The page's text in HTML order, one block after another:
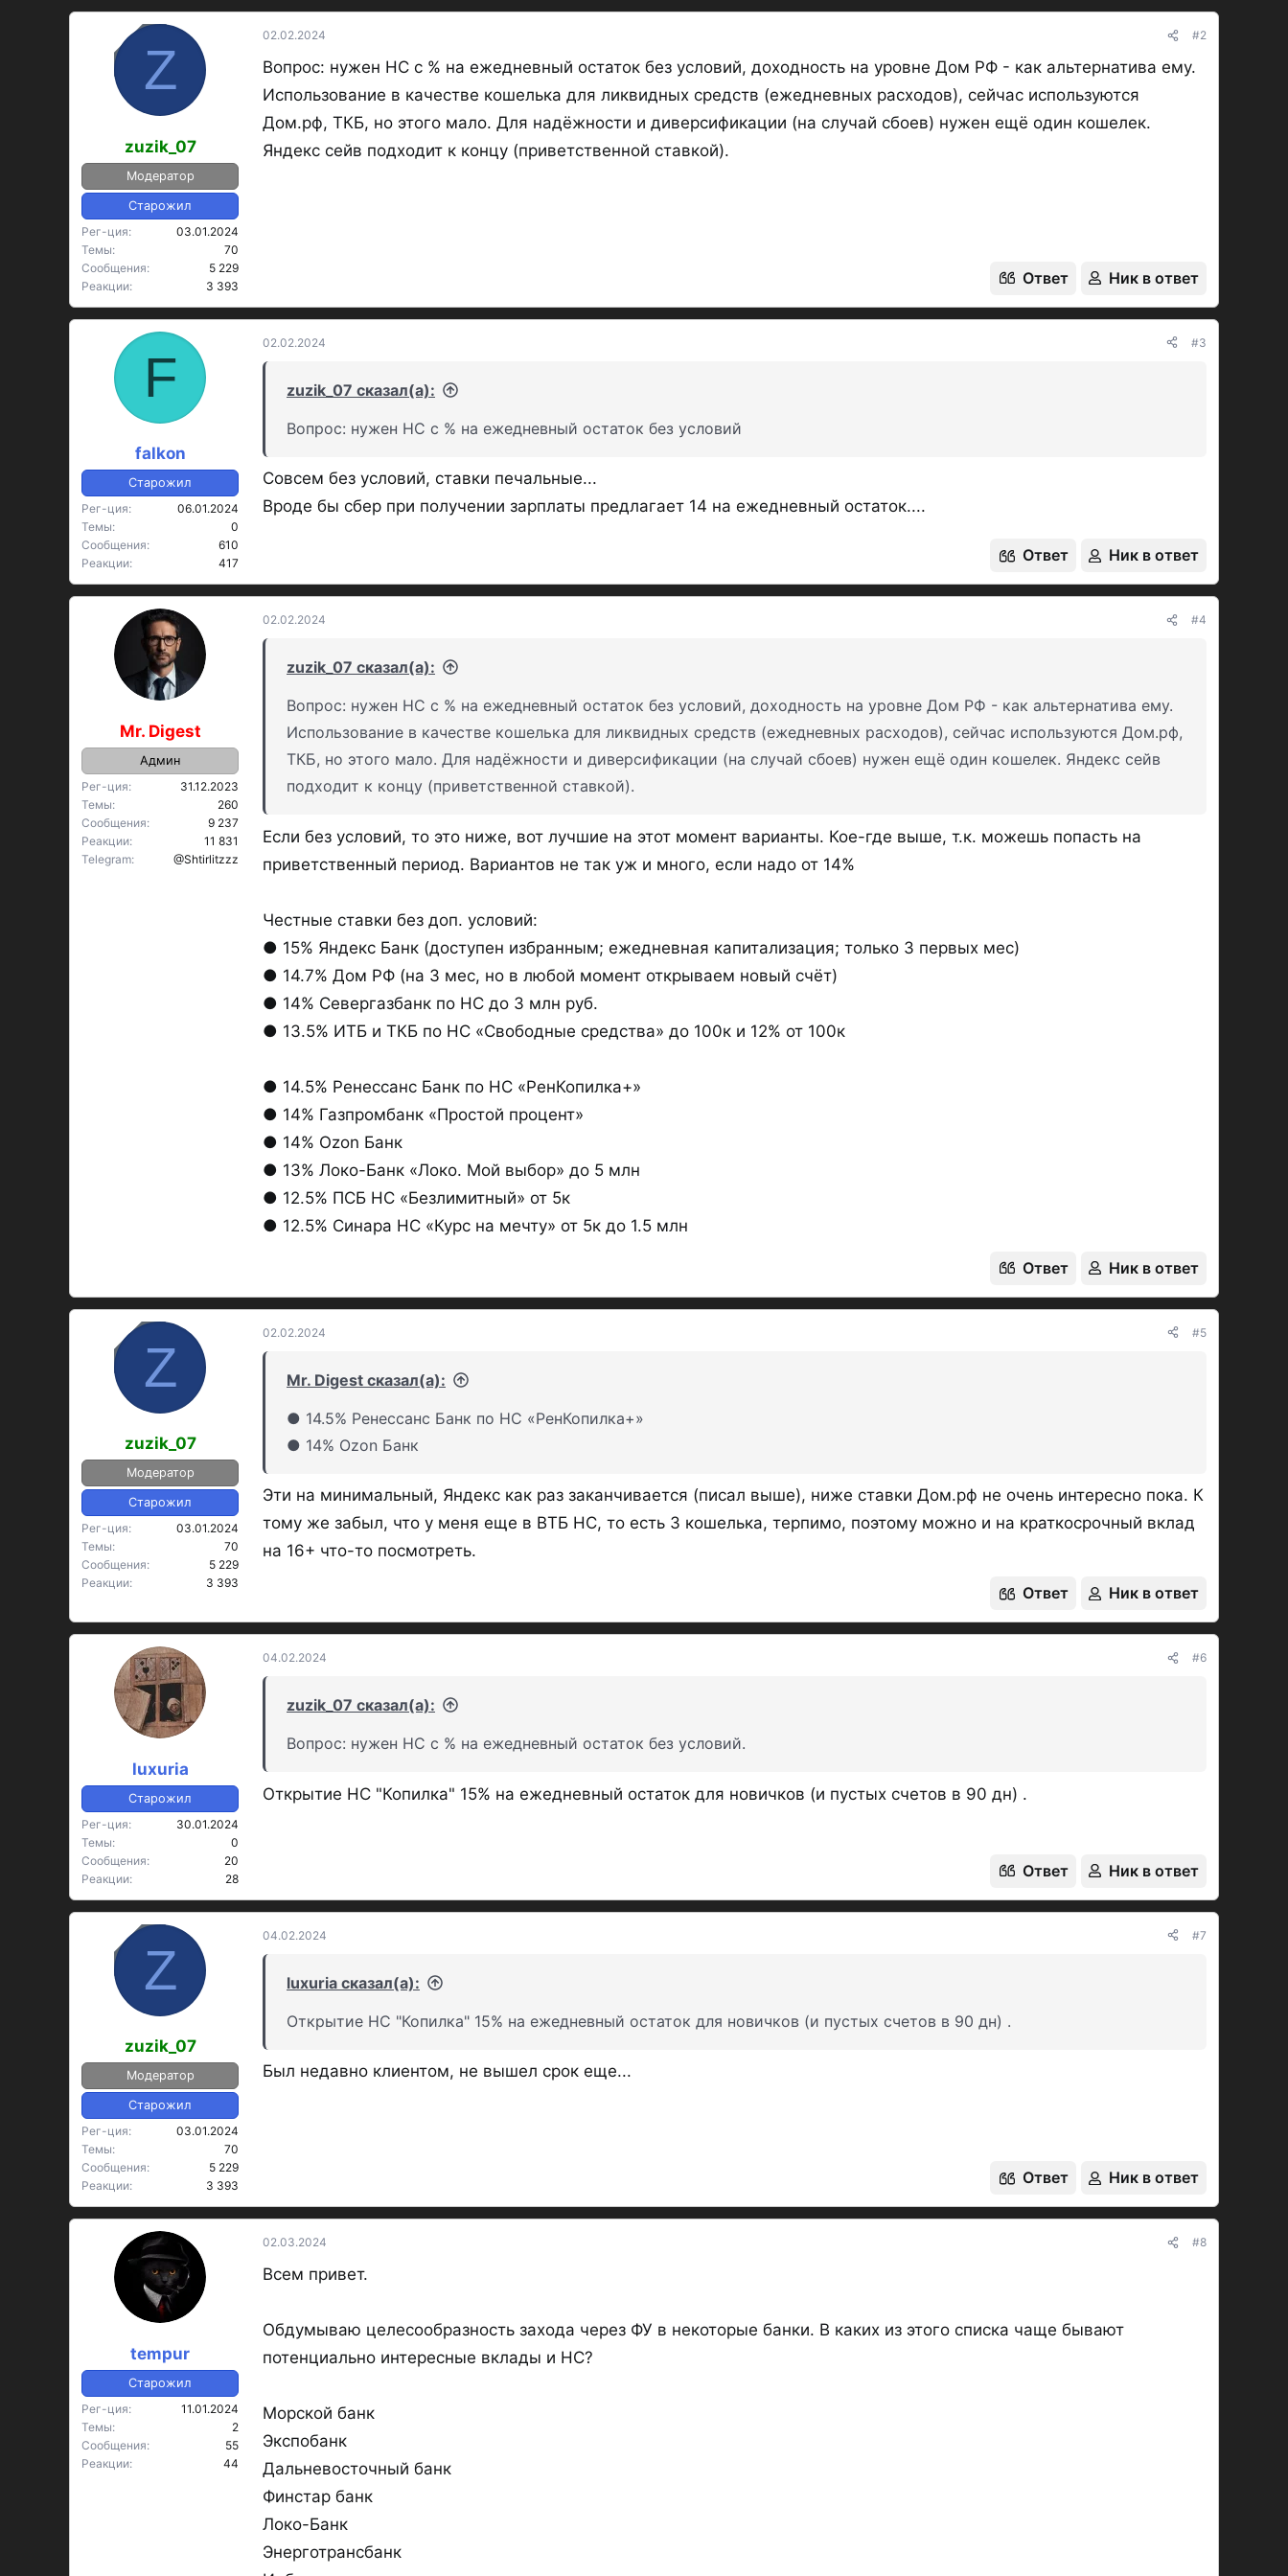
OP Z
zuzik_07
Модератор
Старожил
Рег-ция
03.01.2024
Темы
70
Сообщения
5 229
Реакции
3 393
02.02.2024 #2
Вопрос: нужен НС с % на ежедневный остаток без условий, доходность на уровне Дом РФ - как альтернатива ему.
Использование в качестве кошелька для ликвидных средств (ежедневных расходов), сейчас используются
Дом.рф, ТКБ, но этого мало. Для надёжности и диверсификации (на случай сбоев) нужен ещё один кошелек.
Яндекс сейв подходит к концу (приветственной ставкой).
Ответ Ник в ответ
F
falkon
Старожил
Рег-ция
06.01.2024
Темы
0
Сообщения
610
Реакции
417
02.02.2024 #3
zuzik_07 сказал(а):
Вопрос: нужен НС с % на ежедневный остаток без условий
Совсем без условий, ставки печальные...
Вроде бы сбер при получении зарплаты предлагает 14 на ежедневный остаток....
Ответ Ник в ответ
Mr. Digest
Админ
Рег-ция
31.12.2023
Темы
260
Сообщения
9 237
Реакции
11 831
Telegram
@Shtirlitzzz
02.02.2024 #4
zuzik_07 сказал(а):
Вопрос: нужен НС с % на ежедневный остаток без условий, доходность на уровне Дом РФ - как альтернатива ему.
Использование в качестве кошелька для ликвидных средств (ежедневных расходов), сейчас используются Дом.рф,
ТКБ, но этого мало. Для надёжности и диверсификации (на случай сбоев) нужен ещё один кошелек. Яндекс сейв
подходит к концу (приветственной ставкой).
Если без условий, то это ниже, вот лучшие на этот момент варианты. Кое-где выше, т.к. можешь попасть на
приветственный период. Вариантов не так уж и много, если надо от 14%
Честные ставки без доп. условий:
● 15% Яндекс Банк (доступен избранным; ежедневная капитализация; только 3 первых мес)
● 14.7% Дом РФ (на 3 мес, но в любой момент открываем новый счёт)
● 14% Севергазбанк по НС до 3 млн руб.
● 13.5% ИТБ и ТКБ по НС «Cвободные средства» до 100к и 12% от 100к
● 14.5% Ренессанс Банк по НС «РенКопилка+»
● 14% Газпромбанк «Простой процент»
● 14% Ozon Банк
● 13% Локо-Банк «Локо. Мой выбор» до 5 млн
● 12.5% ПСБ НС «Безлимитный» от 5к
● 12.5% Синара НС «Курс на мечту» от 5к до 1.5 млн
Ответ Ник в ответ
OP Z
zuzik_07
Модератор
Старожил
Рег-ция
03.01.2024
Темы
70
Сообщения
5 229
Реакции
3 393
02.02.2024 #5
Mr. Digest сказал(а):
● 14.5% Ренессанс Банк по НС «РенКопилка+»
● 14% Ozon Банк
Эти на минимальный, Яндекс как раз заканчивается (писал выше), ниже ставки Дом.рф не очень интересно пока. К
тому же забыл, что у меня еще в ВТБ НС, то есть 3 кошелька, терпимо, поэтому можно и на краткосрочный вклад
на 16+ что-то посмотреть.
Ответ Ник в ответ
luxuria
Старожил
Рег-ция
30.01.2024
Темы
0
Сообщения
20
Реакции
28
04.02.2024 #6
zuzik_07 сказал(а):
Вопрос: нужен НС с % на ежедневный остаток без условий.
Открытие НС "Копилка" 15% на ежедневный остаток для новичков (и пустых счетов в 90 дн) .
Ответ Ник в ответ
OP Z
zuzik_07
Модератор
Старожил
Рег-ция
03.01.2024
Темы
70
Сообщения
5 229
Реакции
3 393
04.02.2024 #7
luxuria сказал(а):
Открытие НС "Копилка" 15% на ежедневный остаток для новичков (и пустых счетов в 90 дн) .
Был недавно клиентом, не вышел срок еще...
Ответ Ник в ответ
tempur
Старожил
Рег-ция
11.01.2024
Темы
2
Сообщения
55
Реакции
44
02.03.2024 #8
Всем привет.
Обдумываю целесообразность захода через ФУ в некоторые банки. В каких из этого списка чаще бывают
потенциально интересные вклады и НС?
Морской банк
Экспобанк
Дальневосточный банк
Финстар банк
Локо-Банк
Энерготрансбанк